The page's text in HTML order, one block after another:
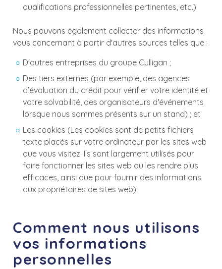
qualifications professionnelles pertinentes, etc.)
Nous pouvons également collecter des informations
vous concernant à partir d'autres sources telles que :
D'autres entreprises du groupe Culligan ;
Des tiers externes (par exemple, des agences
d’évaluation du crédit pour vérifier votre identité et
votre solvabilité, des organisateurs d'événements
lorsque nous sommes présents sur un stand) ; et
Les cookies (Les cookies sont de petits fichiers
texte placés sur votre ordinateur par les sites web
que vous visitez. Ils sont largement utilisés pour
faire fonctionner les sites web ou les rendre plus
efficaces, ainsi que pour fournir des informations
aux propriétaires de sites web).
Comment nous utilisons
vos informations
personnelles